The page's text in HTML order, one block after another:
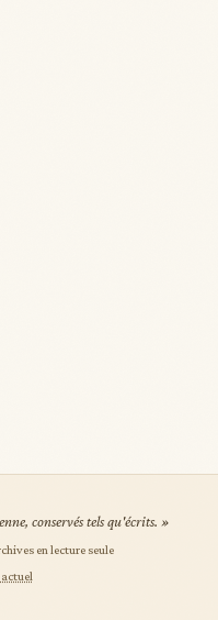
conservés tels qu'écrits. »
en lecture seule